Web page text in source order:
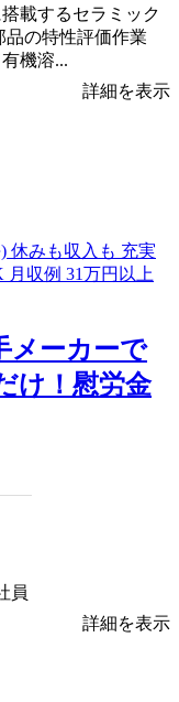
載するセラミック
の特性評価作業
機溶...
詳細を表示
メーカーで
け！慰労金
員
詳細を表示